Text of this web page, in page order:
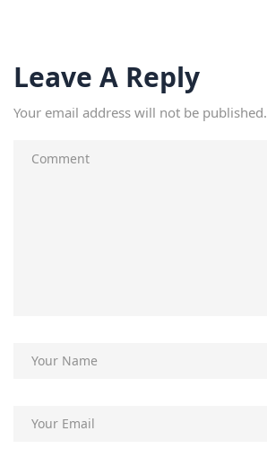
Leave A Reply
Your email address will not be published.